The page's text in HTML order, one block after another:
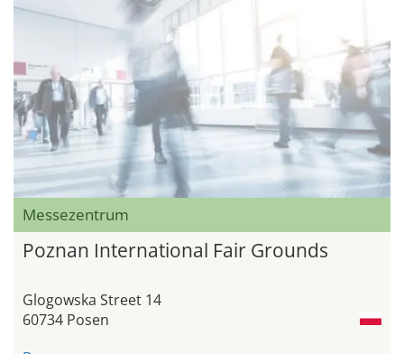
Messezentrum
Poznan International Fair Grounds
Glogowska Street 14
60734 Posen